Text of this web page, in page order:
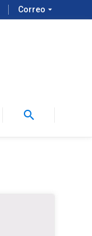
Correo arrow_drop_down
search